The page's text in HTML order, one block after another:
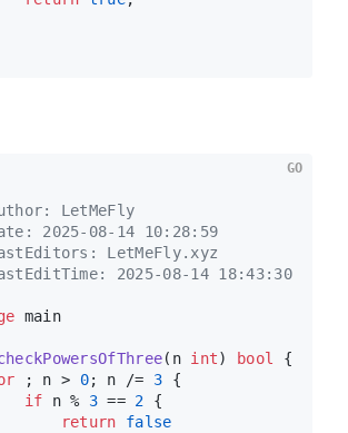
LetMeFly
2025-08-14 10:28:59
LetMeFly.xyz
2025-08-14 18:43:30
main
(n int) bool {
; n > 0; n /= 3 {
if n % 3 == 2 {
return
false
GO